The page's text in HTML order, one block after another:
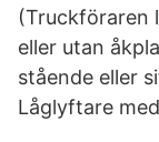
(Truckföraren
eller utan
stående eller
Låglyftare